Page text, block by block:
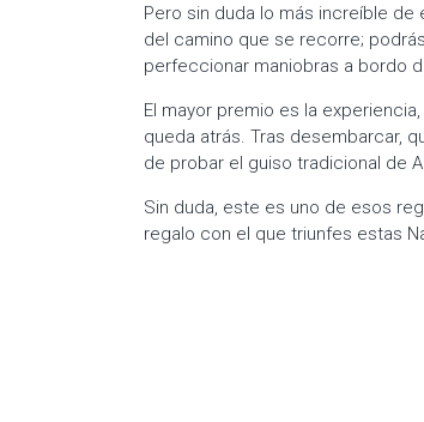
Pero sin duda lo más increíble
del camino que se recorre;
perfeccionar maniobras a bordo
El mayor premio es la
queda atrás. Tras desembarcar,
de probar el guiso tradicional de
Sin duda, este es uno de esos
regalo con el que triunfes estas